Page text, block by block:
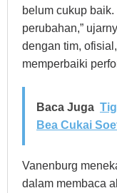
belum cukup
perubahan,”
dengan tim,
memperbaiki
Baca Juga
Bea Cukai
Vanenburg
dalam membaca